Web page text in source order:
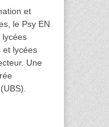
et
le Psy EN
lycées
et lycées
Une